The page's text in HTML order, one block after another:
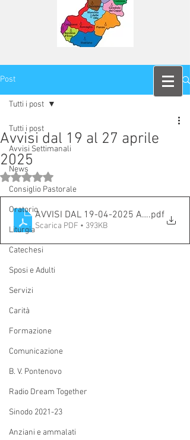
Post
Tutti i post
Avvisi Settimanali
News
Consiglio Pastorale
Oratorio
Liturgia
Catechesi
Sposi e Adulti
Servizi
Carità
Formazione
Comunicazione
B. V. Pontenovo
Radio Dream Together
Sinodo 2021-23
Anziani e ammalati
Tutti i post
Avvisi dal 19 al 27 aprile
2025
Valutazione NaN stelle su 5.
AVVISI DAL 19-04-2025 AL 27-4-2025
.pdf
Scarica PDF • 393KB